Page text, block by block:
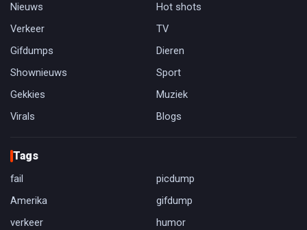
Nieuws
Hot shots
Verkeer
TV
Gifdumps
Dieren
Shownieuws
Sport
Gekkies
Muziek
Virals
Blogs
Tags
fail
picdump
Amerika
gifdump
verkeer
humor